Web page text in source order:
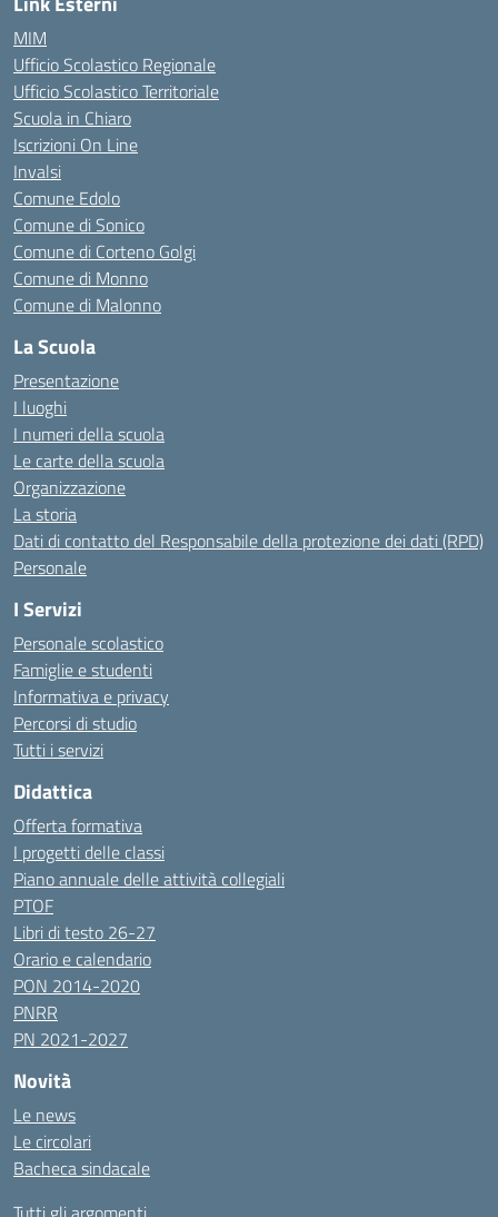
MIM
Ufficio Scolastico Regionale
Ufficio Scolastico Territoriale
Scuola in Chiaro
Iscrizioni On Line
Invalsi
Comune Edolo
Comune di Sonico
Comune di Corteno Golgi
Comune di Monno
Comune di Malonno
La Scuola
Presentazione
I luoghi
I numeri della scuola
Le carte della scuola
Organizzazione
La storia
Dati di contatto del Responsabile della protezione dei dati (RPD)
Personale
I Servizi
Personale scolastico
Famiglie e studenti
Informativa e privacy
Percorsi di studio
Tutti i servizi
Didattica
Offerta formativa
I progetti delle classi
Piano annuale delle attività collegiali
PTOF
Libri di testo 26-27
Orario e calendario
PON 2014-2020
PNRR
PN 2021-2027
Novità
Le news
Le circolari
Bacheca sindacale